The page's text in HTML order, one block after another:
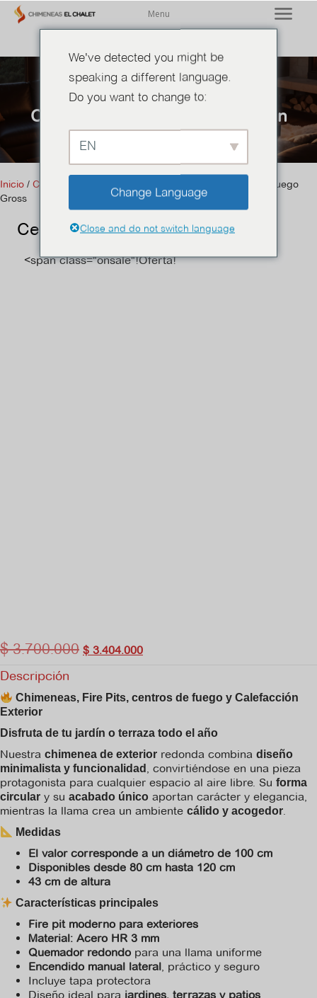
Menu
Centros de Fuego y Calefacción
exterior
Inicio / Centros de Fuego y Calefacción exterior
/ Centro de fuego
Gross
Centro de fuego Gross
<span class="onsale"!Oferta!
$3.700.000 $ 3.404.000
Descripción
Chimeneas, Fire Pits, centros de fuego y Calefacción
Exterior
Disfruta de tu jardín o terraza todo el año
Nuestra chimenea de exterior redonda combina diseño
minimalista y funcionalidad , convirtiéndose en una pieza
protagonista para cualquier espacio al aire libre. Su forma
circular y su acabado único aportan carácter y elegancia,
mientras la llama crea un ambiente cálido y acogedor.
Medidas
El valor corresponde a un diámetro de 100 cm
Disponibles desde 80 cm hasta 120 cm
43 cm de altura
Características principales
Fire pit moderno para exteriores
Material: Acero HR 3 mm
Quemador redondo para una llama uniforme
Encendido manual lateral, práctico y seguro
Incluye tapa protectora
Diseño ideal para jardines, terrazas y patios
We've detected you might be
speaking a different language.
Do you want to change to:
EN
Change Language
Close and do not switch language